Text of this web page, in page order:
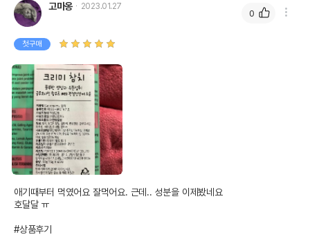
고마옹 2023.01.27
첫구매
애기때부터 먹였어요 잘먹어요. 근데.. 성분을 이제봤네요
호달달 ㅠ
#상품후기
0